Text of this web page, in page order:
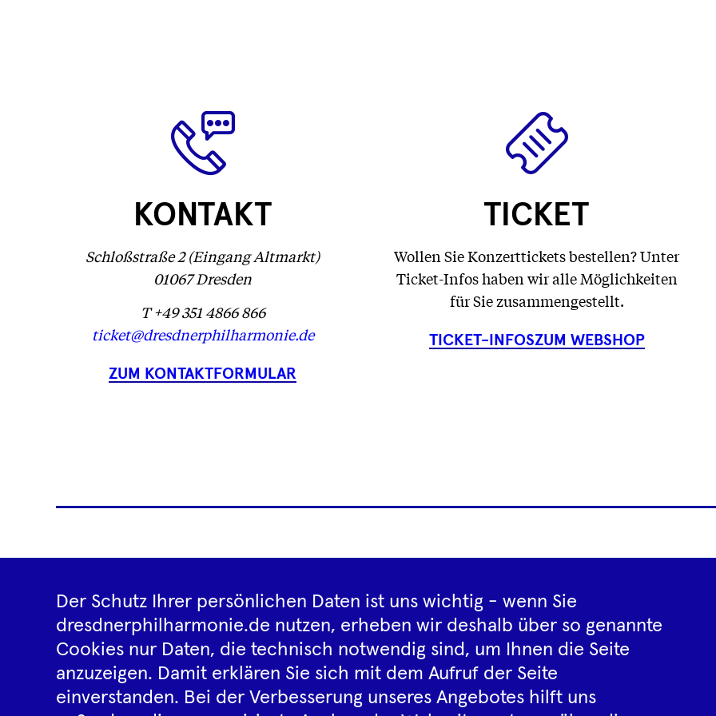
KONTAKT
Schloßstraße 2 (Eingang Altmarkt)
01067 Dresden
T +49 351 4866 866
ticket@dresdnerphilharmonie.de
ZUM KONTAKTFORMULAR
TICKET
Wollen Sie Konzerttickets bestellen? Unter
Ticket-Infos haben wir alle Möglichkeiten
für Sie zusammengestellt.
TICKET-INFOSZUM WEBSHOP
Navigation
TiktokFacebook
Instagram
SpotifyYouTube
Der Schutz Ihrer persönlichen Daten ist uns wichtig - wenn Sie
dresdnerphilharmonie.de nutzen, erheben wir deshalb über so genannte
Cookies nur Daten, die technisch notwendig sind, um Ihnen die Seite
anzuzeigen. Damit erklären Sie sich mit dem Aufruf der Seite
einverstanden. Bei der Verbesserung unseres Angebotes hilft uns